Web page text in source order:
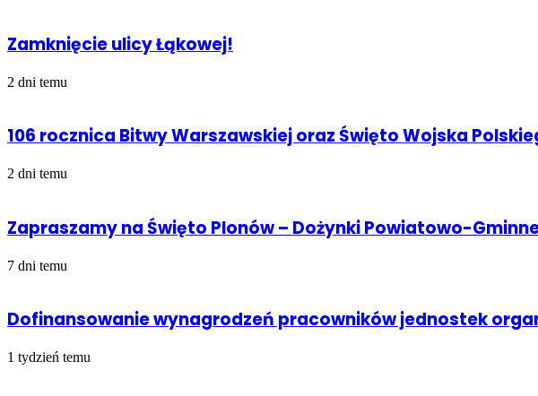
Zamknięcie ulicy Łąkowej!
2 dni temu
106 rocznica Bitwy Warszawskiej oraz Święto Wojska
2 dni temu
Zapraszamy na Święto Plonów – Dożynki Powiatowo-
7 dni temu
Dofinansowanie wynagrodzeń pracowników jednostek
1 tydzień temu